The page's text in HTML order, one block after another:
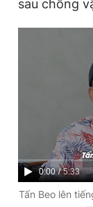
sau chồng
C
u
0:00 / D
u
5:33
Tấn Beo lên